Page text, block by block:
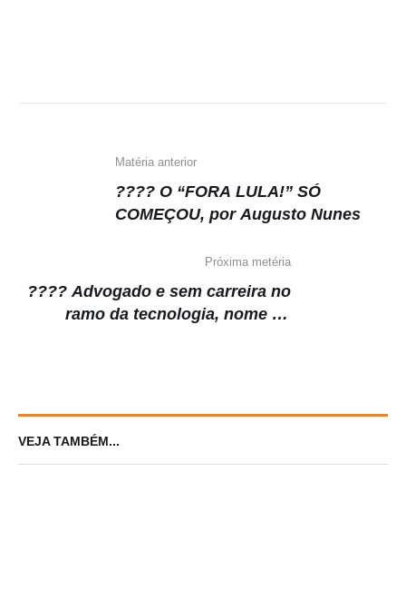
Matéria anterior
???? O “FORA LULA!” SÓ
COMEÇOU, por Augusto Nunes
Próxima metéria
???? Advogado e sem carreira no
ramo da tecnologia, nome de
VEJA TAMBÉM...